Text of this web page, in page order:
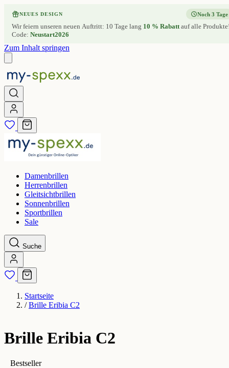
NEUES DESIGN
Wir feiern unseren neuen Auftritt: 10 Tage lang 10 % Rabattauf alle
Code: Neustart2026
Noch 3 Tage
Zum Inhalt springen
Damenbrillen
Herrenbrillen
Gleitsichtbrillen
Sonnenbrillen
Sportbrillen
Sale
Suche
Startseite
/ Brille Eribia C2
Brille Eribia C2
Bestseller